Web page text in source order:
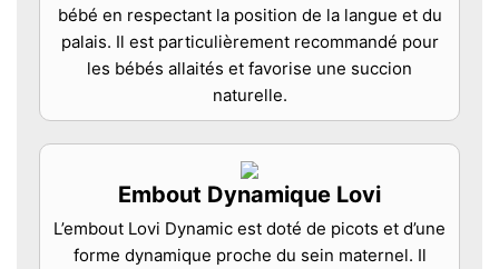
bébé en respectant la position de la langue et du
palais. Il est particulièrement recommandé pour
les bébés allaités et favorise une succion
naturelle.
Embout Dynamique Lovi
L’embout Lovi Dynamic est doté de picots et d’une
forme dynamique proche du sein maternel. Il